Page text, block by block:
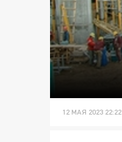
12 МАЯ 2023 22:22